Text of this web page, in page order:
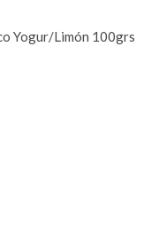
Yogur/Limón 100grs